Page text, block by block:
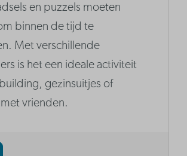
en puzzels moeten
binnen de tijd te
Met verschillende
is het een ideale activiteit
gezinsuitjes of
vrienden.